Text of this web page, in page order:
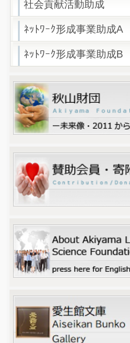
社会貢献活動助成
ﾈｯﾄﾜｰｸ形成事業助成A
ﾈｯﾄﾜｰｸ形成事業助成B